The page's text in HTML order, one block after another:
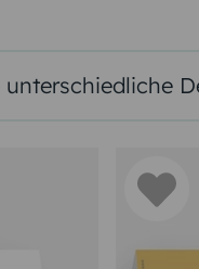
unterschiedliche